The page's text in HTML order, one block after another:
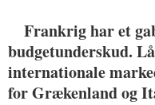
Frankrig har et
budgetunderskud.
internationale
for Grækenland og